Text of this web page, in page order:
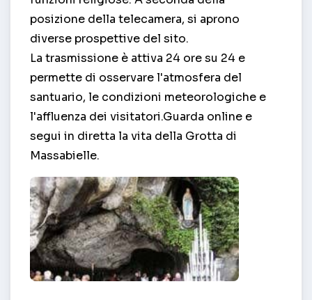
posizione della telecamera, si aprono
diverse prospettive del sito.
La trasmissione è attiva 24 ore su 24 e
permette di osservare l'atmosfera del
santuario, le condizioni meteorologiche e
l'affluenza dei visitatori.Guarda online e
segui in diretta la vita della Grotta di
Massabielle.